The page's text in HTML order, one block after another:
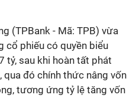
(TPBank - Mã: TPB) vừa
cổ phiếu có quyền biểu
tỷ, sau khi hoàn tất phát
qua đó chính thức nâng vốn
tương ứng tỷ lệ tăng vốn